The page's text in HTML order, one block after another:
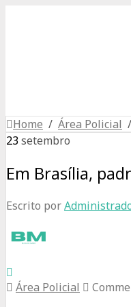
Home / Área Policial
23setembro
Em Brasília,
Escrito por
Área Policial